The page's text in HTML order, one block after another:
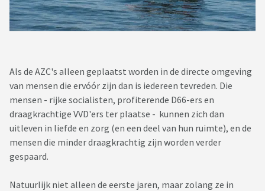
Als de AZC's alleen geplaatst worden in de directe omgeving
van mensen die ervóór zijn dan is iedereen tevreden. Die
mensen - rijke socialisten, profiterende D66-ers en
draagkrachtige VVD'ers ter plaatse - kunnen zich dan
uitleven in liefde en zorg (en een deel van hun ruimte), en de
mensen die minder draagkrachtig zijn worden verder
gespaard.
Natuurlijk niet alleen de eerste jaren, maar zolang ze in